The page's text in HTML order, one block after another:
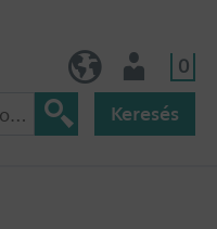
0
Keresés